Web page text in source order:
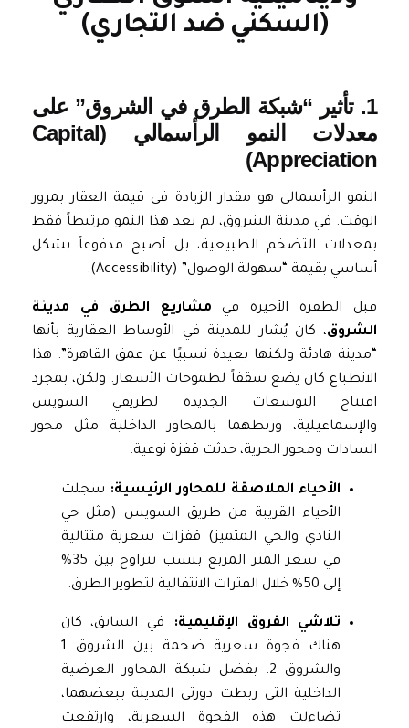
(السكني ضد التجاري)
1. تأثير “شبكة الطرق في الشروق” على
معدلات النمو الرأسمالي (Capital
Appreciation)
النمو الرأسمالي هو مقدار الزيادة في قيمة العقار بمرور
الوقت. في مدينة الشروق، لم يعد هذا النمو مرتبطاً فقط
بمعدلات التضخم الطبيعية، بل أصبح مدفوعاً بشكل
أساسي بقيمة “سهولة الوصول” (Accessibility).
قبل الطفرة الأخيرة في
مشاريع الطرق في مدينة
الشروق، كان يُشار للمدينة في الأوساط العقارية بأنها
“مدينة هادئة ولكنها بعيدة نسبيًا عن عمق القاهرة”. هذا
الانطباع كان يضع سقفاً لطموحات الأسعار. ولكن، بمجرد
افتتاح التوسعات الجديدة لطريقي السويس
والإسماعيلية، وربطهما بالمحاور الداخلية مثل محور
السادات ومحور الحرية، حدثت قفزة نوعية.
الأحياء الملاصقة للمحاور الرئيسية:سجلت
الأحياء القريبة من طريق السويس (مثل حي
النادي والحي المتميز) قفزات سعرية متتالية
في سعر المتر المربع بنسب تتراوح بين 35%
تلاشي الفروق الإقليمية:في السابق، كان
هناك فجوة سعرية ضخمة بين الشروق 1
والشروق 2. بفضل شبكة المحاور العرضية
الداخلية التي ربطت دورتي المدينة ببعضهما،
تضاءلت هذه الفجوة السعرية، وارتفعت